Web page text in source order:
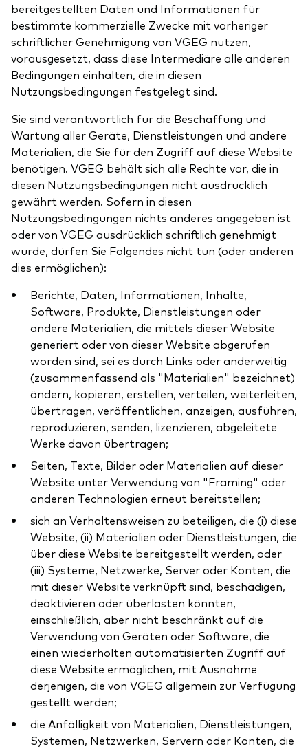
Anbieterliste
Vanguard Modellportfolios
Vanguard Beratungsstudie
bereitgestellten Daten und Informationen für
bestimmte kommerzielle Zwecke mit vorheriger
schriftlicher Genehmigung von VGEG nutzen,
vorausgesetzt, dass diese Intermediäre alle anderen
Bedingungen einhalten, die in diesen
Nutzungsbedingungen festgelegt sind.
Sie sind verantwortlich für die Beschaffung und
Wartung aller Geräte, Dienstleistungen und andere
Materialien, die Sie für den Zugriff auf diese Website
benötigen. VGEG behält sich alle Rechte vor, die in
diesen Nutzungsbedingungen nicht ausdrücklich
gewährt werden. Sofern in diesen
Nutzungsbedingungen nichts anderes angegeben ist
oder von VGEG ausdrücklich schriftlich genehmigt
wurde, dürfen Sie Folgendes nicht tun (oder anderen
dies ermöglichen):
Berichte, Daten, Informationen, Inhalte,
Software, Produkte, Dienstleistungen oder
andere Materialien, die mittels dieser Website
generiert oder von dieser Website abgerufen
worden sind, sei es durch Links oder anderweitig
(zusammenfassend als "Materialien" bezeichnet)
ändern, kopieren, erstellen, verteilen, weiterleiten,
übertragen, veröffentlichen, anzeigen, ausführen,
reproduzieren, senden, lizenzieren, abgeleitete
Werke davon übertragen;
Seiten, Texte, Bilder oder Materialien auf dieser
Website unter Verwendung von "Framing" oder
anderen Technologien erneut bereitstellen;
sich an Verhaltensweisen zu beteiligen, die (i) diese
Website, (ii) Materialien oder Dienstleistungen, die
über diese Website bereitgestellt werden, oder
(iii) Systeme, Netzwerke, Server oder Konten, die
mit dieser Website verknüpft sind, beschädigen,
deaktivieren oder überlasten könnten,
einschließlich, aber nicht beschränkt auf die
Verwendung von Geräten oder Software, die
einen wiederholten automatisierten Zugriff auf
diese Website ermöglichen, mit Ausnahme
derjenigen, die von VGEG allgemein zur Verfügung
gestellt werden;
die Anfälligkeit von Materialien, Dienstleistungen,
Systemen, Netzwerken, Servern oder Konten, die